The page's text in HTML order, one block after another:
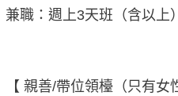
兼職：週上3天班（含以上
【 親善/帶位領檯（只有女